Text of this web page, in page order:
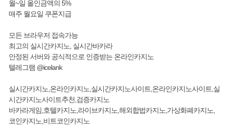
월~일 올인금액의 5%
매주 월요일 쿠폰지급
모든 브라우저 접속가능
최고의 실시간카지노, 실시간바카라
안정된 서버와 공식적으로 인증받는 온라인카지노
텔레그램 @icelank
실시간카지노,온라인카지노,실시간카지노사이트,온라인카지노사이트,실
시간카지노사이트추천,검증카지노
바카라게임,호텔카지노,라이브카지노,해외합법카지노,가상화폐카지노,
코인카지노,비트코인카지노